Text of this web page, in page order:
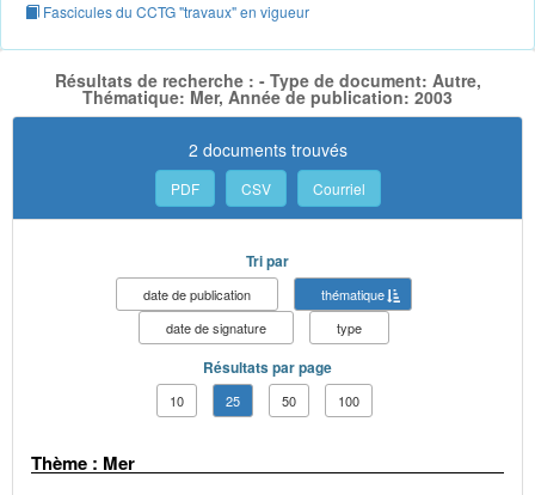
Fascicules du CCTG "travaux" en vigueur
Résultats de recherche : - Type de document: Autre,
Thématique: Mer, Année de publication: 2003
2 documents trouvés
PDF CSV Courriel
Tri par
date de publication
thématique
date de signature
type
Résultats par page
10 25 50 100
Thème : Mer